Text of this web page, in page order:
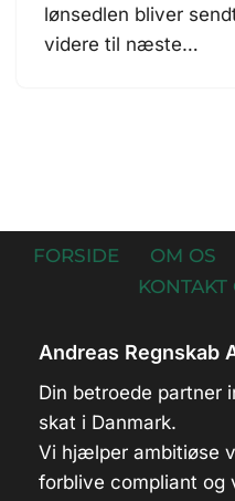
lønsedlen bliver
videre til næste…
FORSIDE OM OS
KONTAKT
Andreas Regnskab
Din betroede partner
skat i Danmark.
Vi hjælper ambitiøse
forblive compliant og